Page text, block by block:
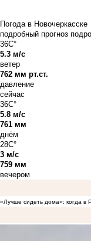
Погода в Новочеркасске
подробный прогноз
36C°
5.3 м/с
ветер
762 мм рт.ст.
давление
сейчас
36C°
5.8 м/с
761 мм
днём
28C°
3 м/с
759 мм
вечером
«Лучше сидеть дома»: когда в